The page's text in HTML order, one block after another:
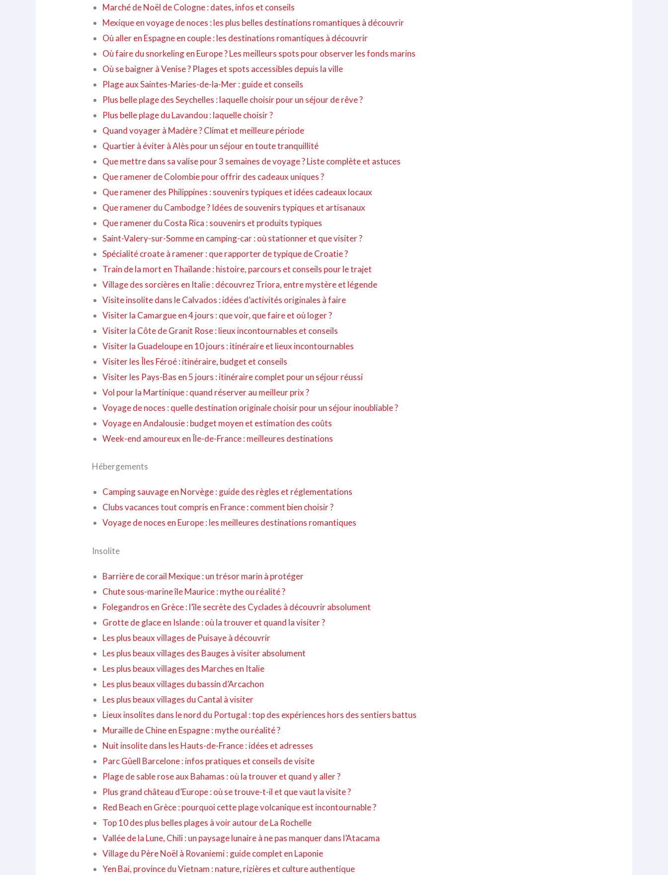
Marché de Noël de Cologne : dates, infos et conseils
Mexique en voyage de noces : les plus belles destinations romantiques à découvrir
Où aller en Espagne en couple : les destinations romantiques à découvrir
Où faire du snorkeling en Europe ? Les meilleurs spots pour observer les fonds marins
Où se baigner à Venise ? Plages et spots accessibles depuis la ville
Plage aux Saintes-Maries-de-la-Mer : guide et conseils
Plus belle plage des Seychelles : laquelle choisir pour un séjour de rêve ?
Plus belle plage du Lavandou : laquelle choisir ?
Quand voyager à Madère ? Climat et meilleure période
Quartier à éviter à Alès pour un séjour en toute tranquillité
Que mettre dans sa valise pour 3 semaines de voyage ? Liste complète et astuces
Que ramener de Colombie pour offrir des cadeaux uniques ?
Que ramener des Philippines : souvenirs typiques et idées cadeaux locaux
Que ramener du Cambodge ? Idées de souvenirs typiques et artisanaux
Que ramener du Costa Rica : souvenirs et produits typiques
Saint-Valery-sur-Somme en camping-car : où stationner et que visiter ?
Spécialité croate à ramener : que rapporter de typique de Croatie ?
Train de la mort en Thaïlande : histoire, parcours et conseils pour le trajet
Village des sorcières en Italie : découvrez Triora, entre mystère et légende
Visite insolite dans le Calvados : idées d’activités originales à faire
Visiter la Camargue en 4 jours : que voir, que faire et où loger ?
Visiter la Côte de Granit Rose : lieux incontournables et conseils
Visiter la Guadeloupe en 10 jours : itinéraire et lieux incontournables
Visiter les Îles Féroé : itinéraire, budget et conseils
Visiter les Pays-Bas en 5 jours : itinéraire complet pour un séjour réussi
Vol pour la Martinique : quand réserver au meilleur prix ?
Voyage de noces : quelle destination originale choisir pour un séjour inoubliable ?
Voyage en Andalousie : budget moyen et estimation des coûts
Week-end amoureux en Île-de-France : meilleures destinations
Hébergements
Camping sauvage en Norvège : guide des règles et réglementations
Clubs vacances tout compris en France : comment bien choisir ?
Voyage de noces en Europe : les meilleures destinations romantiques
Insolite
Barrière de corail Mexique : un trésor marin à protéger
Chute sous-marine île Maurice : mythe ou réalité ?
Folegandros en Grèce : l’île secrète des Cyclades à découvrir absolument
Grotte de glace en Islande : où la trouver et quand la visiter ?
Les plus beaux villages de Puisaye à découvrir
Les plus beaux villages des Bauges à visiter absolument
Les plus beaux villages des Marches en Italie
Les plus beaux villages du bassin d’Arcachon
Les plus beaux villages du Cantal à visiter
Lieux insolites dans le nord du Portugal : top des expériences hors des sentiers battus
Muraille de Chine en Espagne : mythe ou réalité ?
Nuit insolite dans les Hauts-de-France : idées et adresses
Parc Güell Barcelone : infos pratiques et conseils de visite
Plage de sable rose aux Bahamas : où la trouver et quand y aller ?
Plus grand château d’Europe : où se trouve-t-il et que vaut la visite ?
Red Beach en Grèce : pourquoi cette plage volcanique est incontournable ?
Top 10 des plus belles plages à voir autour de La Rochelle
Vallée de la Lune, Chili : un paysage lunaire à ne pas manquer dans l’Atacama
Village du Père Noël à Rovaniemi : guide complet en Laponie
Yen Bai, province du Vietnam : nature, rizières et culture authentique